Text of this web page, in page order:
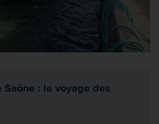
Saône : le voyage des